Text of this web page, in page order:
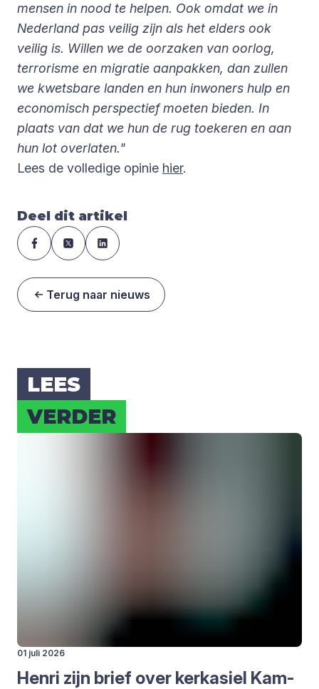
mensen in nood te helpen. Ook omdat we in
Nederland pas veilig zijn als het elders ook
veilig is. Willen we de oorzaken van oorlog,
terrorisme en migratie aanpakken, dan zullen
we kwetsbare landen en hun inwoners hulp en
economisch perspectief moeten bieden. In
plaats van dat we hun de rug toekeren en aan
hun lot overlaten."
Lees de volledige opinie hier.
Deel dit artikel
Terug naar nieuws
LEES
VER­DER
01 juli 2026
Hen­ri zijn brief over kerk­asiel Kam­